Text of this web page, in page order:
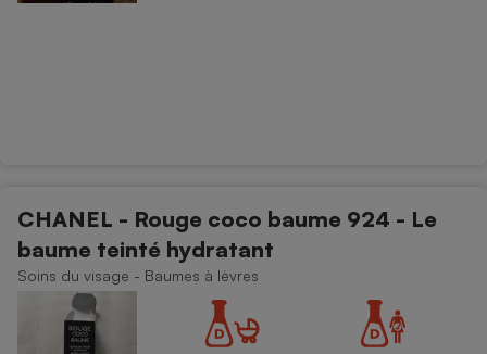
CHANEL - Rouge coco baume 924 - Le
baume teinté hydratant
Soins du visage - Baumes à lèvres